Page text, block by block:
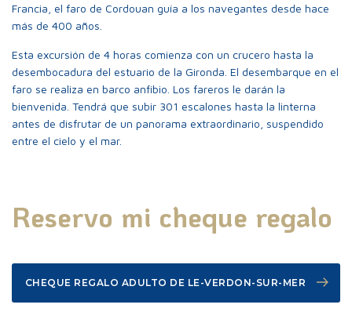
Patrimonio natural
Tarifas y paquetes de
visita
Francia, el faro de Cordouan guía a los navegantes desde hace
más de 400 años.
Esta excursión de 4 horas comienza con un crucero hasta la
desembocadura del estuario de la Gironda. El desembarque en el
faro se realiza en barco anfibio. Los fareros le darán la
bienvenida. Tendrá que subir 301 escalones hasta la linterna
antes de disfrutar de un panorama extraordinario, suspendido
entre el cielo y el mar.
Reservo mi cheque regalo
CHEQUE REGALO ADULTO DE LE-VERDON-SUR-MER